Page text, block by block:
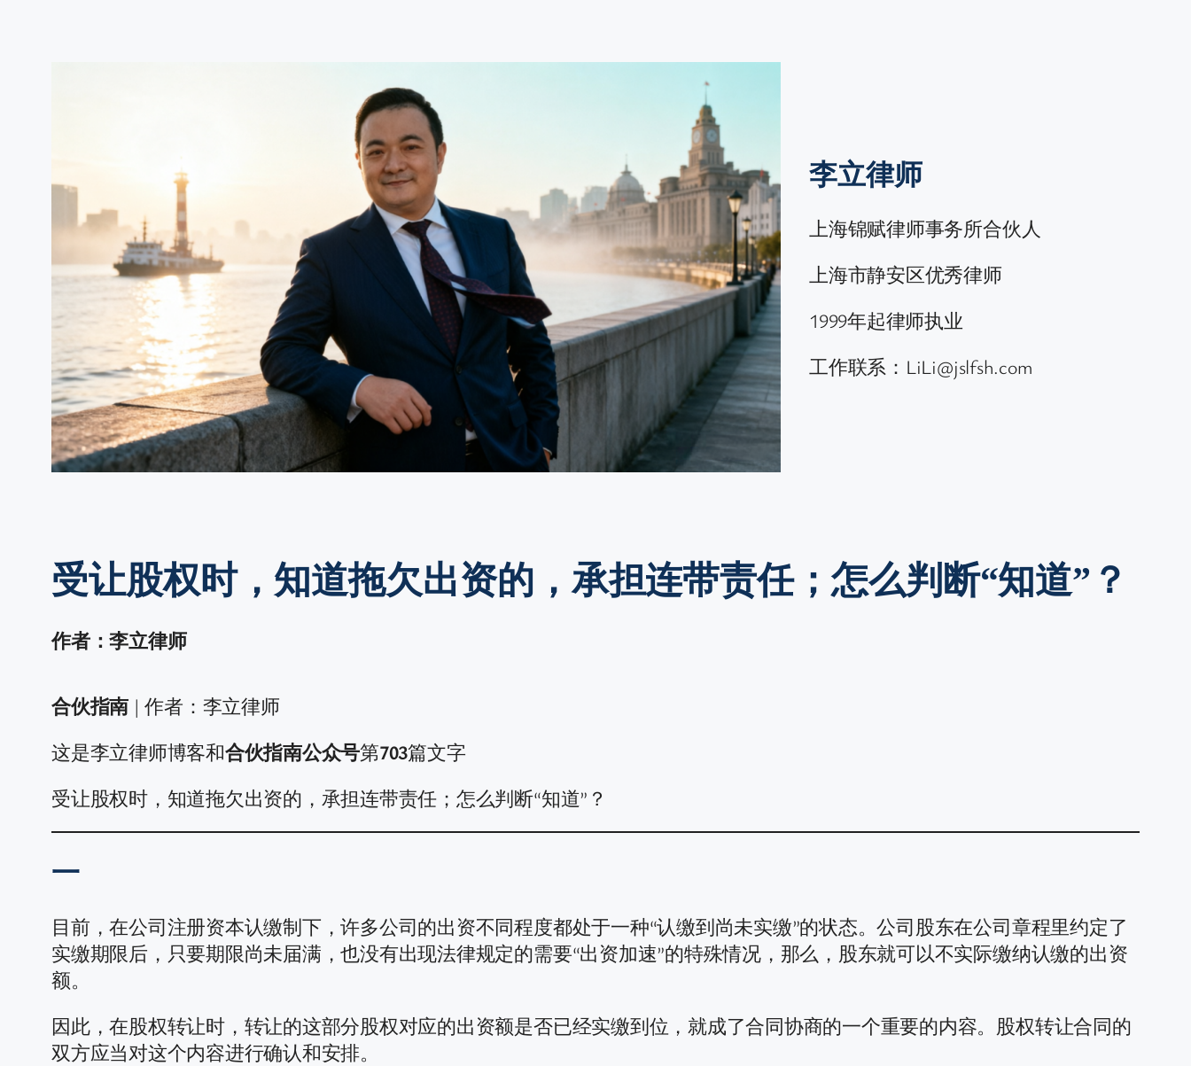
李立律师
上海锦赋律师事务所合伙人
上海市静安区优秀律师
1999年起律师执业
工作联系：LiLi@jslfsh.com
受让股权时，知道拖欠出资的，承担连带责任；怎么判断“知道”？
作者：李立律师
合伙指南 | 作者：李立律师
这是李立律师博客和合伙指南公众号第703篇文字
受让股权时，知道拖欠出资的，承担连带责任；怎么判断“知道”？
一
目前，在公司注册资本认缴制下，许多公司的出资不同程度都处于一种“认缴到尚未实缴”的状态。公司股东在公司章程里约定了
实缴期限后，只要期限尚未届满，也没有出现法律规定的需要“出资加速”的特殊情况，那么，股东就可以不实际缴纳认缴的出资
额。
因此，在股权转让时，转让的这部分股权对应的出资额是否已经实缴到位，就成了合同协商的一个重要的内容。股权转让合同的
双方应当对这个内容进行确认和安排。